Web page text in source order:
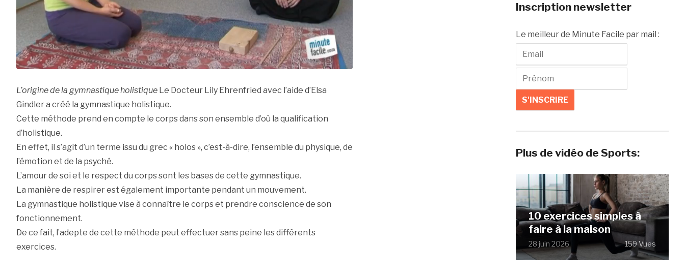
L’origine de la gymnastique holistiqueLe Docteur Lily Ehrenfried avec l’aide d’Elsa
Gindler a créé la gymnastique holistique.
Cette méthode prend en compte le corps dans son ensemble d’où la qualification
d’holistique.
En effet, il s’agit d’un terme issu du grec « holos », c’est-à-dire, l’ensemble du physique, de
l’émotion et de la psyché.
L’amour de soi et le respect du corps sont les bases de cette gymnastique.
La manière de respirer est également importante pendant un mouvement.
La gymnastique holistique vise à connaître le corps et prendre conscience de son
fonctionnement.
De ce fait, l’adepte de cette méthode peut effectuer sans peine les différents
exercices.
Inscription newsletter
Le meilleur de Minute Facile par mail :
Plus de vidéo de Sports:
10 exercices simples à
faire à la maison
28 juin 2026 159 Vues